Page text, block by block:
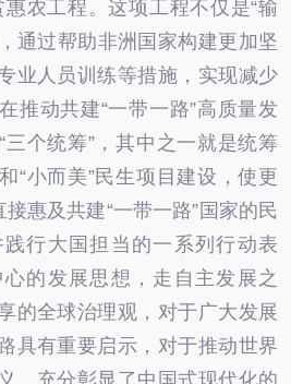
农工程。这项工程不仅是“输
通过帮助非洲国家构建更加坚
业人员训练等措施，实现减少
推动共建“一带一路”高质量发
个统筹”，其中之一就是统筹
“小而美”民生项目建设，使更
接惠及共建“一带一路”国家的民
行大国担当的一系列行动表
的发展思想，走自主发展之
的全球治理观，对于广大发展
具有重要启示，对于推动世界
，充分彰显了中国式现代化的